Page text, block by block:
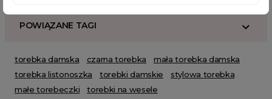
POWIĄZANE TAGI
torebka damska czarna torebka
mała torebka damska
torebka listonoszka
torebki damskie
stylowa torebka
małe torebeczki
torebki na wesele